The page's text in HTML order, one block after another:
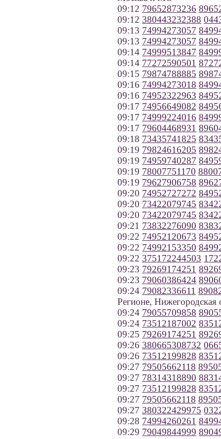
09:12 79652873236
09:12 380443232388
09:13 74994273057
09:13 74994273057
09:14 74999513847
09:14 77272590501
09:15 79874788885
09:16 74994273018
09:16 74952322963
09:17 74956649082
09:17 74999224016
09:17 79604468931
09:18 73435741825
09:19 79824616205
09:19 74959740287
09:19 78007751170
09:19 79627906758
09:20 74952727272
09:20 73422079745
09:20 73422079745
09:21 73832276090
09:22 74952120673
09:22 74992153350
09:22 375172244503
09:23 79269174251
09:23 79060386424
09:24 79082336611
Регионе, Нижегородская
09:24 79055709858
09:24 73512187002
09:25 79269174251
09:26 380665308732
09:26 73512199828
09:27 79505662118
09:27 78314318890
09:27 73512199828
09:27 79505662118
09:27 380322429975
09:28 74994260261
09:29 79049844999